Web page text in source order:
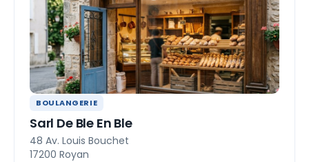
BOULANGERIE
Sarl De Ble En Ble
48 Av. Louis Bouchet
17200 Royan